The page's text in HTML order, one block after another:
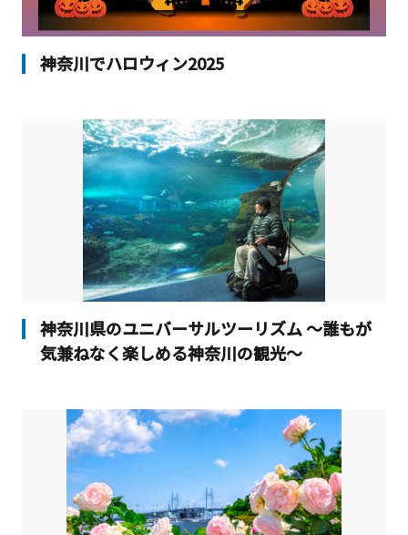
神奈川でハロウィン2025
神奈川県のユニバーサルツーリズム ～誰もが
気兼ねなく楽しめる神奈川の観光～